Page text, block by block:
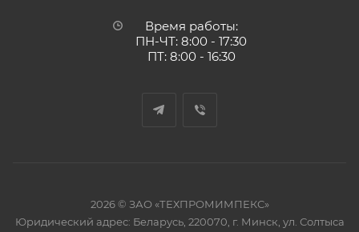
Время работы:
ПН-ЧТ: 8:00 - 17:30
ПТ: 8:00 - 16:30
2026 © ЗАО «ТЕХПРОМИМПЕКС»
Юридический адрес: Беларусь, 220070, г. Минск, ул. Солтыса